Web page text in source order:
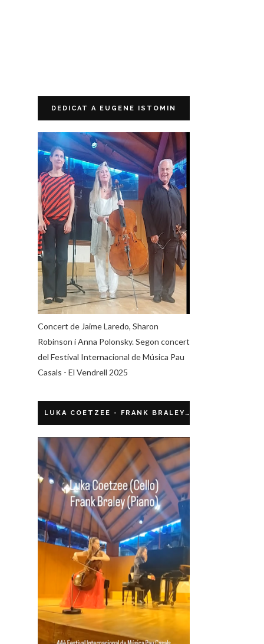
DEDICAT A EUGENE ISTOMIN
Concert de Jaime Laredo, Sharon
Robinson i Anna Polonsky. Segon concert
del Festival Internacional de Música Pau
Casals - El Vendrell 2025
LUKA COETZEE - FRANK BRALEY